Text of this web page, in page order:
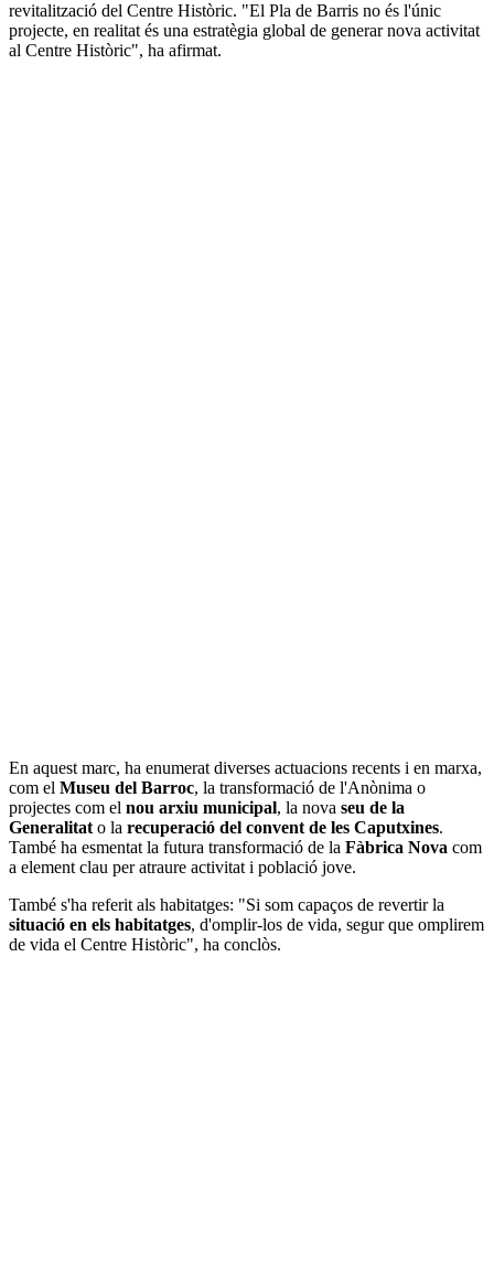
revitalització del Centre Històric. "El Pla de Barris no és l'únic
projecte, en realitat és una estratègia global de generar nova activitat
al Centre Històric", ha afirmat.
En aquest marc, ha enumerat diverses actuacions recents i en marxa,
com el Museu del Barroc, la transformació de l'Anònima o
projectes com el nou arxiu municipal, la nova seu de la
Generalitat o la recuperació del convent de les Caputxines.
També ha esmentat la futura transformació de la Fàbrica Nova com
a element clau per atraure activitat i població jove.
També s'ha referit als habitatges: "Si som capaços de revertir la
situació en els habitatges, d'omplir-los de vida, segur que omplirem
de vida el Centre Històric", ha conclòs.